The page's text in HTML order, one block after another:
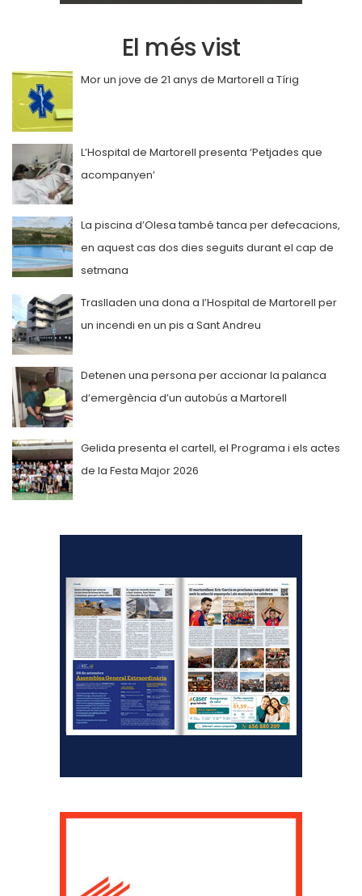
El més vist
Mor un jove de 21 anys de Martorell a Tírig
L’Hospital de Martorell presenta ‘Petjades que
acompanyen’
La piscina d’Olesa també tanca per defecacions,
en aquest cas dos dies seguits durant el cap de
setmana
Traslladen una dona a l’Hospital de Martorell per
un incendi en un pis a Sant Andreu
Detenen una persona per accionar la palanca
d’emergència d’un autobús a Martorell
Gelida presenta el cartell, el Programa i els actes
de la Festa Major 2026